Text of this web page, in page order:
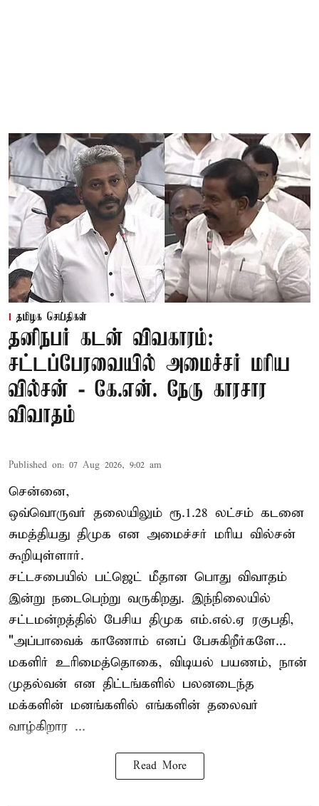
தமிழக செய்திகள்
தனிநபர் கடன் விவகாரம்:
சட்டப்பேரவையில் அமைச்சர் மரிய
வில்சன் - கே.என். நேரு காரசார
விவாதம்
Published on: 07 Aug 2026, 9:02 am
சென்னை,
ஒவ்வொருவர் தலையிலும் ரூ.1.28 லட்சம் கடனை
சுமத்தியது திமுக என அமைச்சர் மரிய வில்சன்
கூறியுள்ளார்.
சட்டசபையில் பட்ஜெட் மீதான பொது விவாதம்
இன்று நடைபெற்று வருகிறது. இந்நிலையில்
சட்டமன்றத்தில் பேசிய திமுக எம்.எல்.ஏ ரகுபதி,
"அப்பாவைக் காணோம் எனப் பேசுகிறீர்களே...
மகளிர் உரிமைத்தொகை, விடியல் பயணம், நான்
முதல்வன் என திட்டங்களில் பலனடைந்த
மக்களின் மனங்களில் எங்களின் தலைவர்
வாழ்கிறார ...
Read More